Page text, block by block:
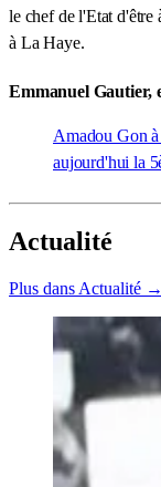
le chef de l'Etat d'être
à La Haye.
Emmanuel Gautier,
Amadou Gon
aujourd'hui la
Actualité
Plus dans Actualité →